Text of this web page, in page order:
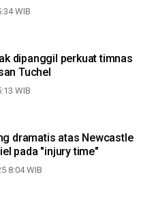
WIB
dipanggil perkuat timnas
Tuchel
WIB
dramatis atas Newcastle
pada "injury time"
8:04 WIB